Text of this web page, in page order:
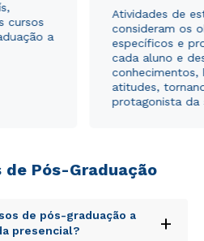
cursos
a
Atividades de
consideram os
específicos e
cada aluno e
conhecimentos,
atitudes,
protagonista da
de Pós-Graduação
de pós-graduação a
presencial?
+
ou